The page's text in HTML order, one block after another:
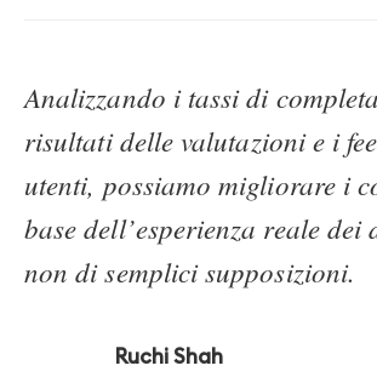
Analizzando i tassi di
risultati delle valutazioni e i
utenti, possiamo migliorare i
base dell’esperienza reale dei
non di semplici supposizioni.
Ruchi Shah